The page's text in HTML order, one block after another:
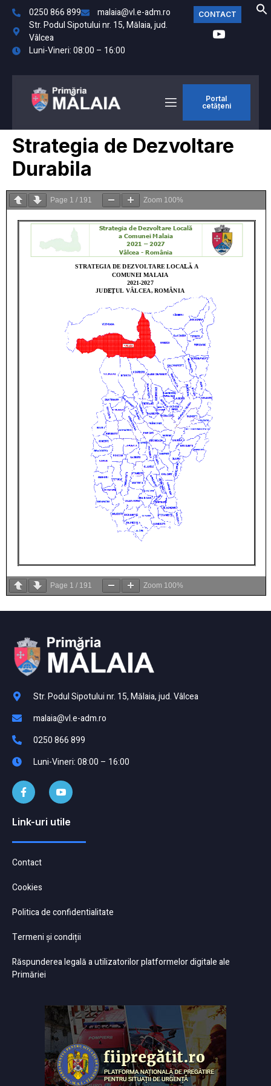
0250 866 899
malaia@vl.e-adm.ro
Str. Podul Sipotului nr. 15, Mălaia, jud.
Vâlcea
Luni-Vineri: 08:00 – 16:00
CONTACT
Portal
cetățeni
Strategia de Dezvoltare
Durabila
Page 1 / 191 Zoom 100%
Page 1 / 191 Zoom 100%
Str. Podul Sipotului nr. 15, Mălaia, jud. Vâlcea
malaia@vl.e-adm.ro
0250 866 899
Luni-Vineri: 08:00 – 16:00
Link-uri utile
Contact
Cookies
Politica de confidentialitate
Termeni și condiții
Răspunderea legală a utilizatorilor platformelor digitale ale
Primăriei